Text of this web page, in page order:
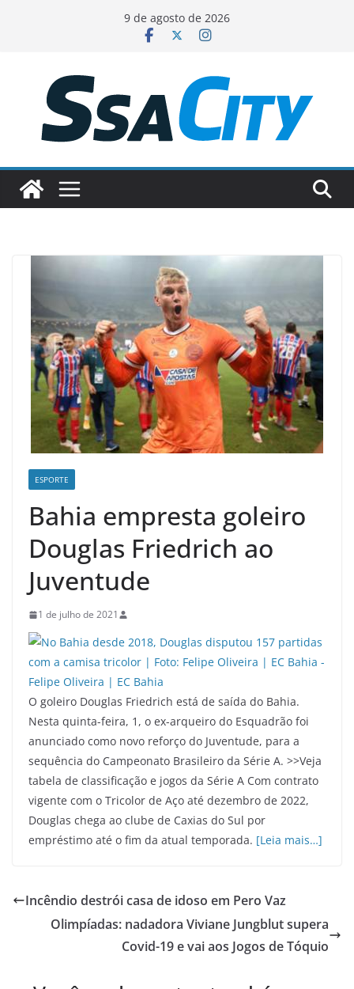
conteúdo
9 de agosto de 2026
ESPORTE
Bahia empresta goleiro
Douglas Friedrich ao
Juventude
1 de julho de 2021
O goleiro Douglas Friedrich está de saída do Bahia.
Nesta quinta-feira, 1, o ex-arqueiro do Esquadrão foi
anunciado como novo reforço do Juventude, para a
sequência do Campeonato Brasileiro da Série A. >>Veja
tabela de classificação e jogos da Série A Com contrato
vigente com o Tricolor de Aço até dezembro de 2022,
Douglas chega ao clube de Caxias do Sul por
empréstimo até o fim da atual temporada. [Leia mais…]
Incêndio destrói casa de idoso em Pero Vaz
Olimpíadas: nadadora Viviane Jungblut supera
Covid-19 e vai aos Jogos de Tóquio